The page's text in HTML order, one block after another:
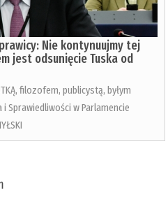
Nie kontynuujmy tej
jest odsunięcie Tuska od
filozofem, publicystą, byłym
Sprawiedliwości w Parlamencie